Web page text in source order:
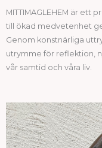
MITTIMAGLEHEM är ett
till ökad medvetenhet
Genom konstnärliga
utrymme för reflektion,
vår samtid och våra liv.